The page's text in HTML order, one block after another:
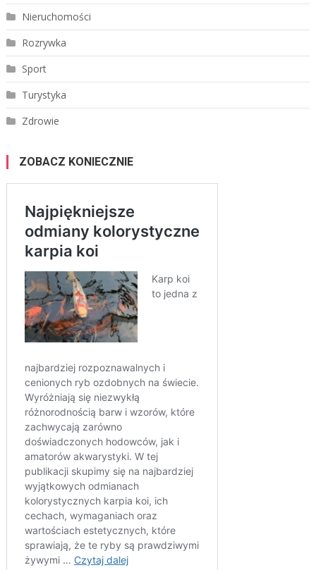
Nieruchomości
Rozrywka
Sport
Turystyka
Zdrowie
ZOBACZ KONIECZNIE